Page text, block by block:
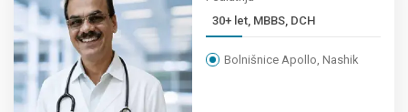
30+ let, MBBS, DCH
Bolnišnice Apollo, Nashik